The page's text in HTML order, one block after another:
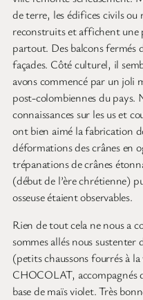
de terre, les édifices civils
reconstruits et affichent une
partout. Des balcons fermés
façades. Côté culturel, il
avons commencé par un joli
post-colombiennes du pays.
connaissances sur les us et
ont bien aimé la fabrication
déformations des crânes en
trépanations de crânes
(début de l’ère chrétienne)
osseuse étaient observables.
Rien de tout cela ne nous a
sommes allés nous sustenter
(petits chaussons fourrés à
CHOCOLAT, accompagnés
base de maïs violet. Très